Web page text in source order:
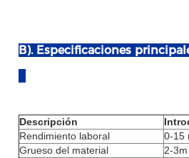
B). Especificaciones
Descripción
Rendimiento laboral
0-15
Grueso del material
2-